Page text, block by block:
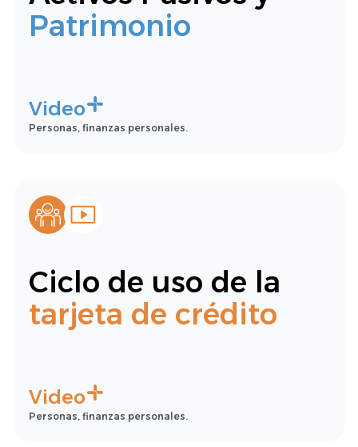
Patrimonio
Video
Personas, finanzas personales.
Ciclo de uso de la
tarjeta de crédito
Video
Personas, finanzas personales.